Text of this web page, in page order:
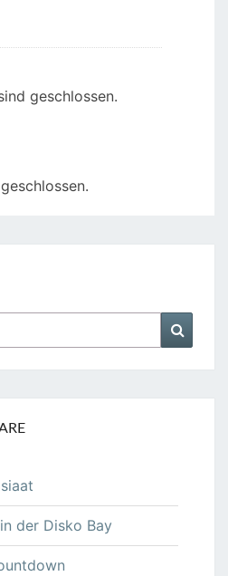
geschlossen.
der Disko Bay